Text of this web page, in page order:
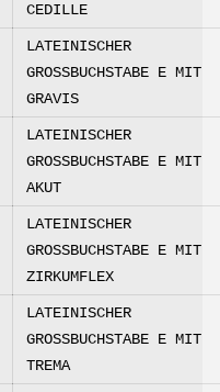
CEDILLE
LATEINISCHER
GROSSBUCHSTABE E MIT
GRAVIS
LATEINISCHER
GROSSBUCHSTABE E MIT
AKUT
LATEINISCHER
GROSSBUCHSTABE E MIT
ZIRKUMFLEX
LATEINISCHER
GROSSBUCHSTABE E MIT
TREMA